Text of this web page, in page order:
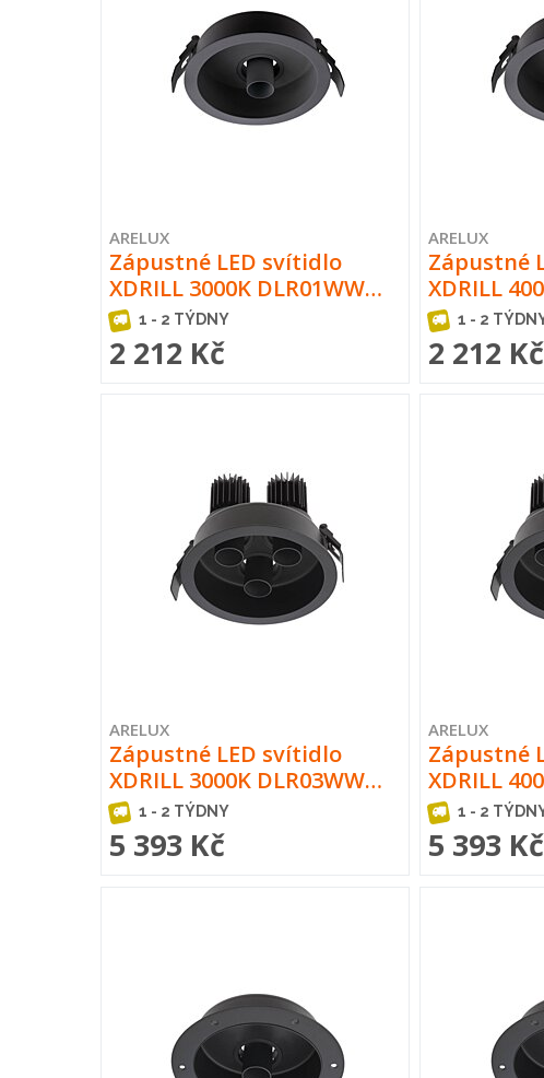
ARELUX
Zápustné LED svítidlo
XDRILL 3000K DLR01WW…
1 - 2 TÝDNY
2 212 Kč
ARELUX
Zápustné
XDRILL
1 - 2
2 212 Kč
ARELUX
Zápustné LED svítidlo
XDRILL 3000K DLR03WW…
1 - 2 TÝDNY
5 393 Kč
ARELUX
Zápustné
XDRILL
1 - 2
5 393 Kč